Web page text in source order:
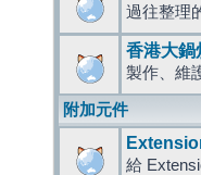
過往整理
香港大鍋
製作、維
附加元件
給